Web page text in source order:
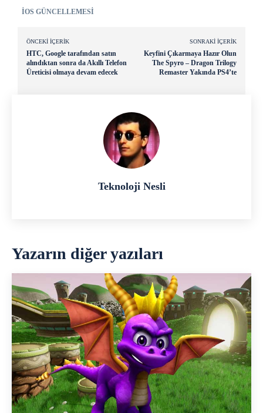
IOS GÜNCELLEMESI
ÖNCEKI İÇERIK
HTC, Google tarafından satın
alındıktan sonra da Akıllı Telefon
Üreticisi olmaya devam edecek
SONRAKI İÇERIK
Keyfini Çıkarmaya Hazır Olun
The Spyro – Dragon Trilogy
Remaster Yakında PS4’te
Teknoloji Nesli
Yazarın diğer yazıları